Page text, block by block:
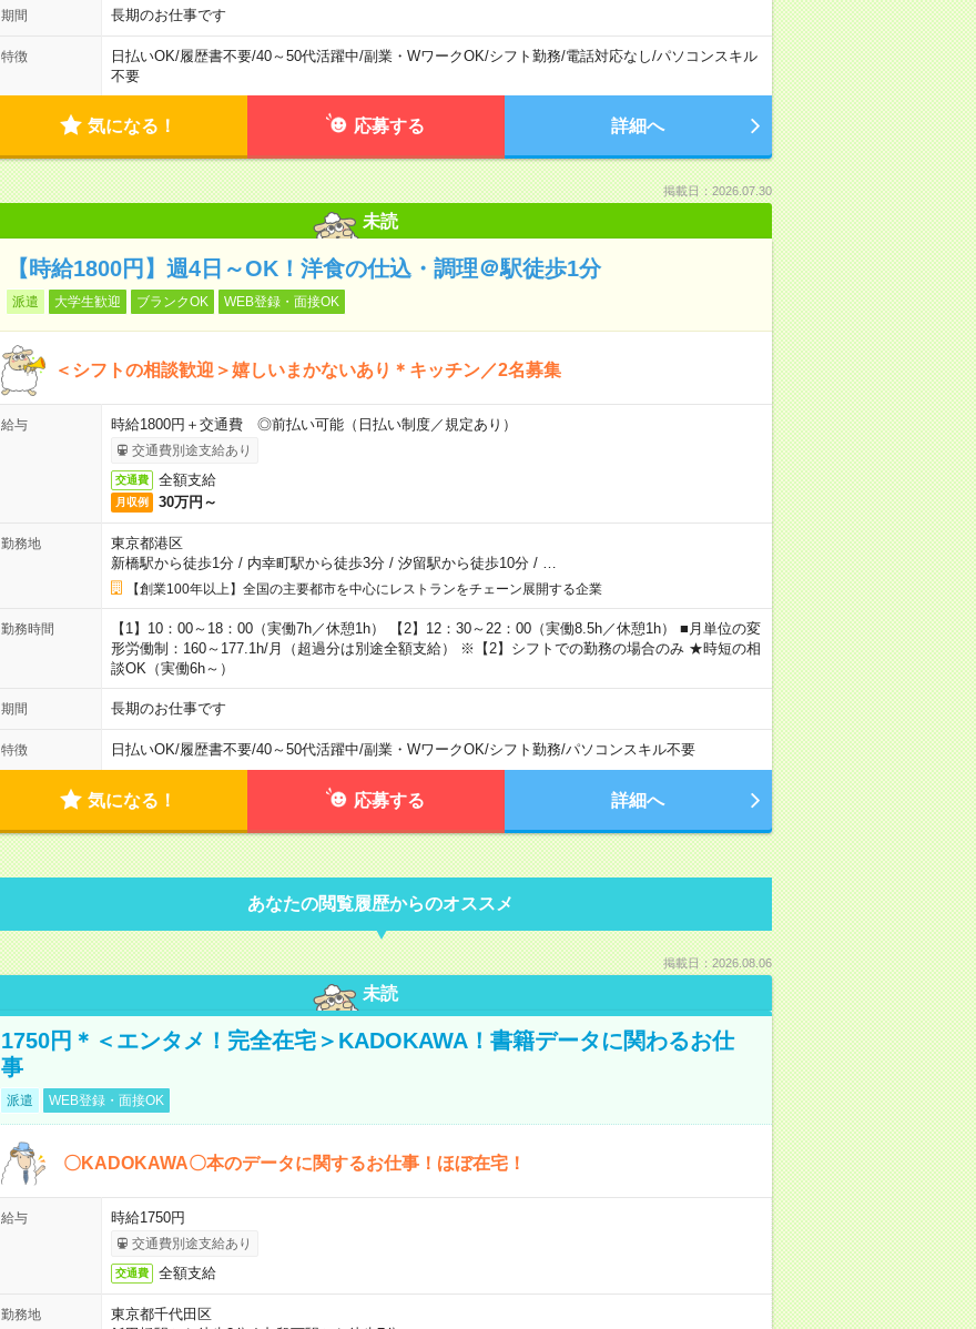
期間 長期のお仕事です
特徴 日払いOK/履歴書不要/40～50代活躍中/副業・WワークOK/シフト勤務/電話対応なし/パソコンスキル
不要
気になる！ 応募する 詳細へ
掲載日：2026.07.30
未読
【時給1800円】週4日～OK！洋食の仕込・調理＠駅徒歩1分
派遣 大学生歓迎 ブランクOK WEB登録・面接OK
＜シフトの相談歓迎＞嬉しいまかないあり＊キッチン／2名募集
給与 時給1800円＋交通費 ◎前払い可能（日払い制度／規定あり）
交通費別途支給あり
交通費 全額支給
月収例 30万円～
勤務地
東京都港区
新橋駅から徒歩1分/ 内幸町駅から徒歩3分/ 汐留駅から徒歩10分/
【創業100年以上】全国の主要都市を中心にレストランをチェーン展開する企業
勤務時間
【1】10：00～18：00（実働7h／休憩1h） 【2】12：30～22：00（実働8.5h／休憩1h） ■月単位の変
形労働制：160～177.1h/月（超過分は別途全額支給） ※【2】シフトでの勤務の場合のみ ★時短の相
談OK（実働6h～）
期間 長期のお仕事です
特徴 日払いOK/履歴書不要/40～50代活躍中/副業・WワークOK/シフト勤務/パソコンスキル不要
気になる！ 応募する 詳細へ
あなたの閲覧履歴からのオススメ
掲載日：2026.08.06
未読
1750円＊＜エンタメ！完全在宅＞KADOKAWA！書籍データに関わるお仕
事
派遣 WEB登録・面接OK
〇KADOKAWA〇本のデータに関するお仕事！ほぼ在宅！
給与 時給1750円
交通費別途支給あり
交通費 全額支給
勤務地
東京都千代田区